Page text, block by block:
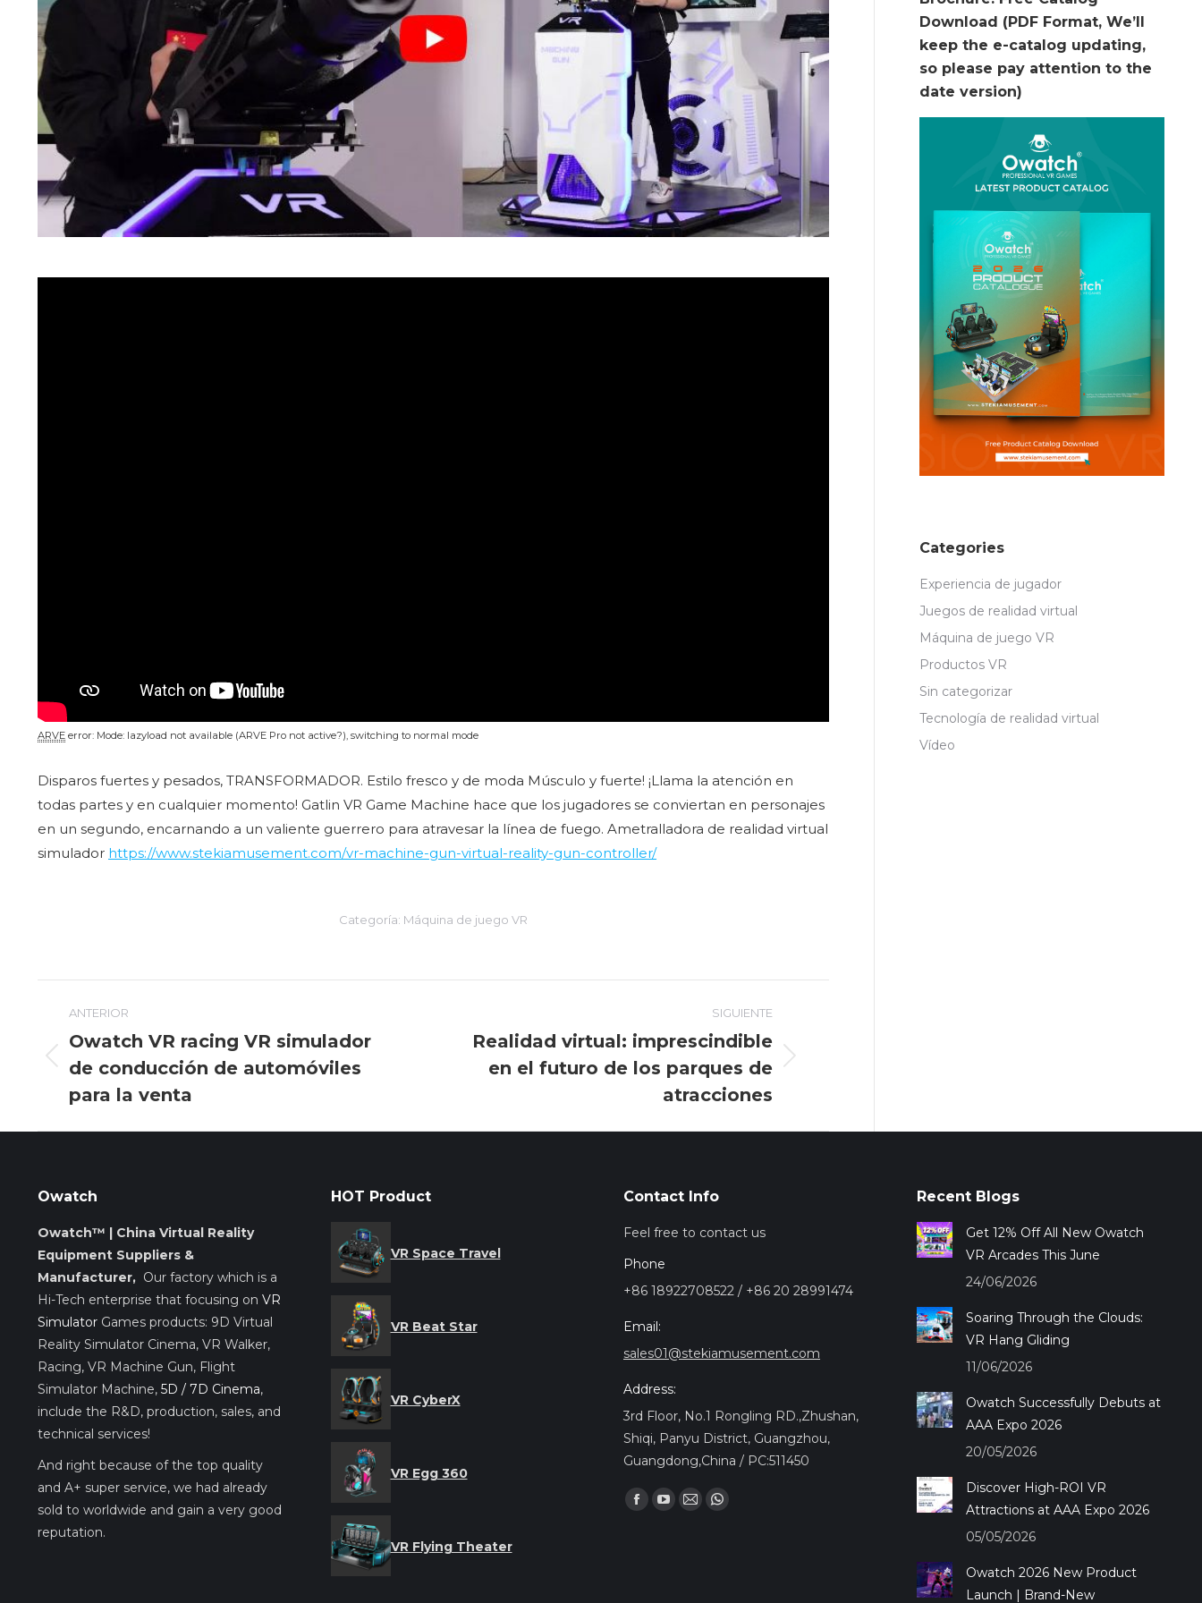
ARVE error: Mode: lazyload not available (ARVE Pro not active?), switching to normal mode
Disparos fuertes y pesados, TRANSFORMADOR. Estilo fresco y de moda Músculo y fuerte! ¡Llama la atención en
todas partes y en cualquier momento! Gatlin VR Game Machine hace que los jugadores se conviertan en personajes
en un segundo, encarnando a un valiente guerrero para atravesar la línea de fuego. Ametralladora de realidad virtual
simulador https://www.stekiamusement.com/vr-machine-gun-virtual-reality-gun-controller/
Categoría: Máquina de juego VR
Navegación
entre
entradas
ANTERIOR
Entrada
anterior:
Owatch VR racing VR simulador
de conducción de automóviles
para la venta
SIGUIENTE
Entrada
Realidad virtual: imprescindible
en el futuro de los parques de
atracciones
Download (PDF Format, We’ll
keep the e-catalog updating,
so please pay attention to the
date version)
Categories
Experiencia de jugador
Juegos de realidad virtual
Máquina de juego VR
Productos VR
Sin categorizar
Tecnología de realidad virtual
Vídeo
Owatch
Owatch™ | China Virtual Reality
Equipment Suppliers &
Manufacturer, Our factory which is a
Hi-Tech enterprise that focusing on VR
Simulator Games products: 9D Virtual
Reality Simulator Cinema, VR Walker,
Racing, VR Machine Gun, Flight
Simulator Machine, 5D / 7D Cinema,
include the R&D, production, sales, and
technical services!
And right because of the top quality
and A+ super service, we had already
sold to worldwide and gain a very good
reputation.
HOT Product
VR Space Travel
VR Beat Star
VR CyberX
VR Egg 360
VR Flying Theater
Contact Info
Feel free to contact us
Phone
+86 18922708522 / +86 20 28991474
Email:
sales01@stekiamusement.com
Address:
3rd Floor, No.1 Rongling RD.,Zhushan,
Shiqi, Panyu District, Guangzhou,
Guangdong,China / PC:511450
Encuéntranos en:
Facebook
YouTube
MailWhatsapp
Recent Blogs
Get 12% Off All New Owatch
VR Arcades This June
24/06/2026
Soaring Through the Clouds:
VR Hang Gliding
11/06/2026
Owatch Successfully Debuts at
AAA Expo 2026
20/05/2026
Discover High-ROI VR
Attractions at AAA Expo 2026
05/05/2026
Owatch 2026 New Product
Launch | Brand-New